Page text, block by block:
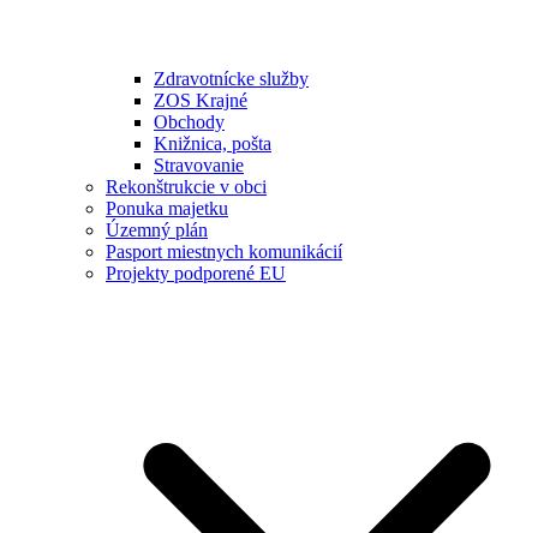
Zdravotnícke služby
ZOS Krajné
Obchody
Knižnica, pošta
Stravovanie
Rekonštrukcie v obci
Ponuka majetku
Územný plán
Pasport miestnych komunikácií
Projekty podporené EU